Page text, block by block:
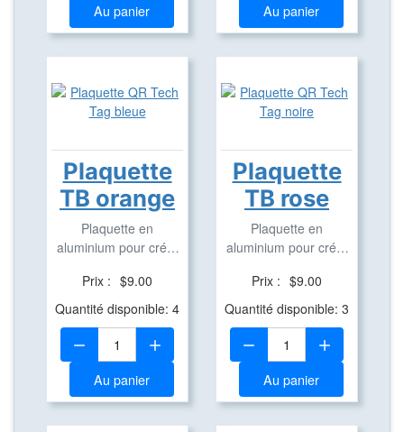
Au panier Au panier
Plaquette
TB orange
Plaquette en
aluminium pour créer
Prix : $9.00
Quantité disponible: 4
Quantité:
Au panier
Plaquette
TB rose
Plaquette en
aluminium pour créer
Prix : $9.00
Quantité disponible: 3
Quantité:
Au panier